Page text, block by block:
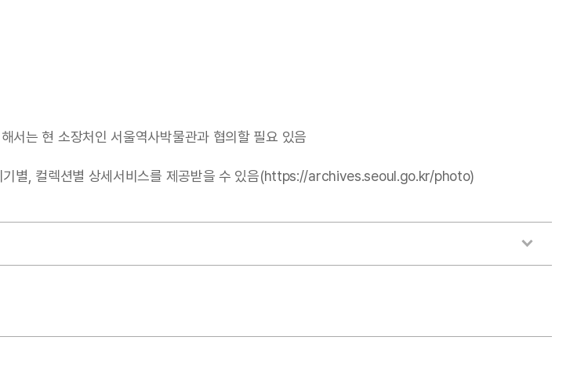
서는 현 소장처인 서울역사박물관과 협의할 필요 있음
기별, 컬렉션별 상세서비스를 제공받을 수 있음(https://archives.seoul.go.kr/photo)